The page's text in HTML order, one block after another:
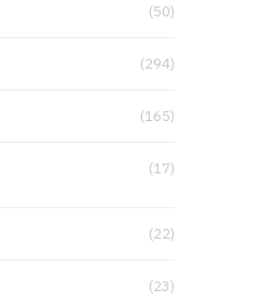
(50)
(294)
(165)
(17)
(22)
(23)